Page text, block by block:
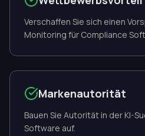
Verschaffen Sie sich einen
Monitoring für Compliance
Markenautorität
Bauen Sie Autorität in der KI-
Software auf.